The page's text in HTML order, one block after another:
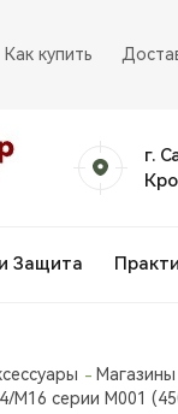
Как купить
г.
Защита
М16 серии М001